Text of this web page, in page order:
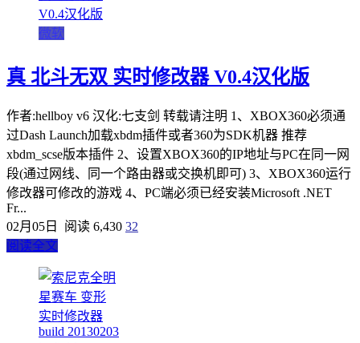
微软
真 北斗无双 实时修改器 V0.4汉化版
作者:hellboy v6 汉化:七支剑 转载请注明 1、XBOX360必须通
过Dash Launch加载xbdm插件或者360为SDK机器 推荐
xbdm_scse版本插件 2、设置XBOX360的IP地址与PC在同一网
段(通过网线、同一个路由器或交换机即可) 3、XBOX360运行
修改器可修改的游戏 4、PC端必须已经安装Microsoft .NET
Fr...
02月05日
阅读 6,430 32
阅读全文